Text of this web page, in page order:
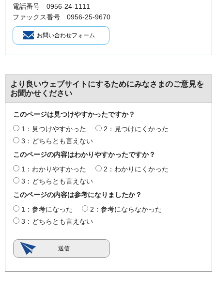
電話番号 0956-24-1111
ファックス番号 0956-25-9670
より良いウェブサイトにするためにみなさまのご意見を
お聞かせください
このページは見つけやすかったですか？
1：見つけやすかった
2：見つけにくかった
3：どちらとも言えない
このページの内容はわかりやすかったですか？
1：わかりやすかった
2：わかりにくかった
3：どちらとも言えない
このページの内容は参考になりましたか？
1：参考になった
2：参考にならなかった
3：どちらとも言えない